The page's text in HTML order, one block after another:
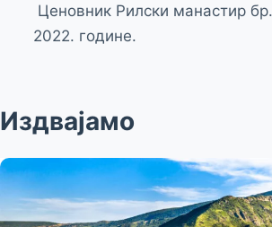
Ценовник Рилски манастир
2022. године.
Издвајамо